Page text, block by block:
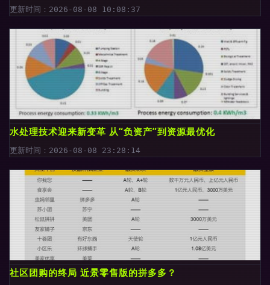
更新时间：2026-08-08 10:08:37
水处理技术迎来新变革 从“负资产”到资源最优化
更新时间：2026-08-08 23:28:14
社区团购的终局 近景零售版的拼多多？